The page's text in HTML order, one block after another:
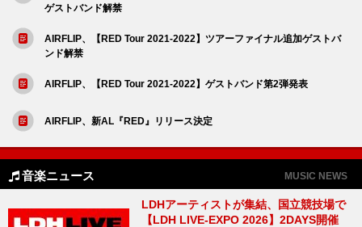
ゲストバンド解禁
AIRFLIP、【RED Tour 2021-2022】ツアーファイナル追加ゲストバ
ンド解禁
AIRFLIP、【RED Tour 2021-2022】ゲストバンド第2弾発表
AIRFLIP、新AL『RED』リリース決定
音楽ニュース MUSIC NEWS
LDHアーティストが集結、国立競技場で
【LDH LIVE-EXPO 2026】2DAYS開催